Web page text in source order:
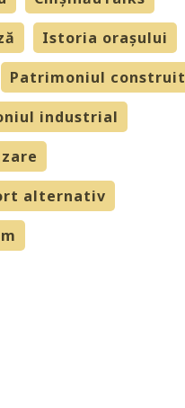
Istoria orașului
Patrimoniul construit
industrial
alternativ